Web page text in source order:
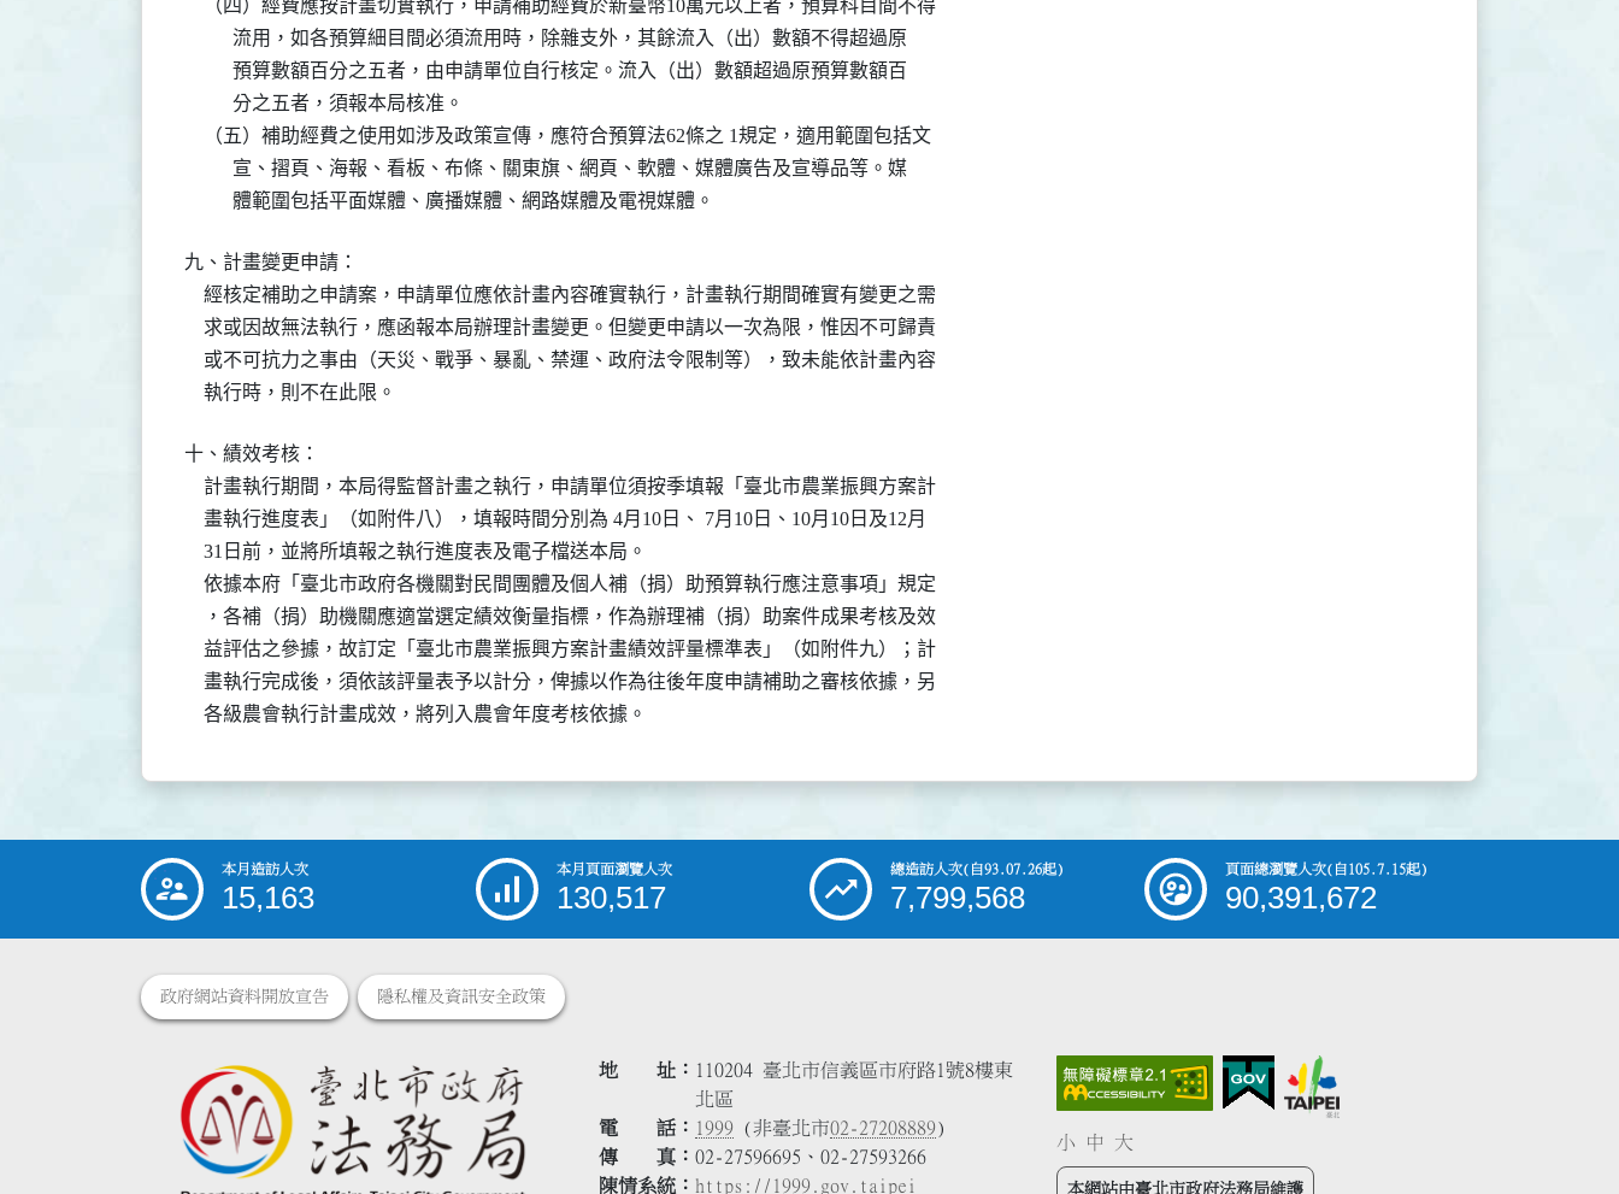
    （四）經費應按計畫切實執行，申請補助經費於新臺幣10萬元以上者，預算科目間不得
          流用，如各預算細目間必須流用時，除雜支外，其餘流入（出）數額不得超過原
          預算數額百分之五者，由申請單位自行核定。流入（出）數額超過原預算數額百
          分之五者，須報本局核准。
    （五）補助經費之使用如涉及政策宣傳，應符合預算法62條之 1規定，適用範圍包括文
          宣、摺頁、海報、看板、布條、關東旗、網頁、軟體、媒體廣告及宣導品等。媒
          體範圍包括平面媒體、廣播媒體、網路媒體及電視媒體。
九、計畫變更申請：
    經核定補助之申請案，申請單位應依計畫內容確實執行，計畫執行期間確實有變更之需
    求或因故無法執行，應函報本局辦理計畫變更。但變更申請以一次為限，惟因不可歸責
    或不可抗力之事由（天災、戰爭、暴亂、禁運、政府法令限制等），致未能依計畫內容
    執行時，則不在此限。
十、績效考核：
    計畫執行期間，本局得監督計畫之執行，申請單位須按季填報「臺北市農業振興方案計
    畫執行進度表」（如附件八），填報時間分別為 4月10日、 7月10日、10月10日及12月
    31日前，並將所填報之執行進度表及電子檔送本局。
    依據本府「臺北市政府各機關對民間團體及個人補（捐）助預算執行應注意事項」規定
    ，各補（捐）助機關應適當選定績效衡量指標，作為辦理補（捐）助案件成果考核及效
    益評估之參據，故訂定「臺北市農業振興方案計畫績效評量標準表」（如附件九）；計
    畫執行完成後，須依該評量表予以計分，俾據以作為往後年度申請補助之審核依據，另
    各級農會執行計畫成效，將列入農會年度考核依據。
::: 本月造訪人次
15,163
本月頁面瀏覽人次
130,517
總造訪人次(自93.07.26起)
7,799,568
頁面總瀏覽人次(自105.7.15起)
90,391,672
政府網站資料開放宣告 隱私權及資訊安全政策
地 址
110204 臺北市信義區市府路1號8樓東
北區
電 話
1999 (非臺北市02-27208889)
傳 真
02-27596695、02-27593266
陳情系統
https://1999.gov.taipei
小 中 大
本網站由臺北市政府法務局維護